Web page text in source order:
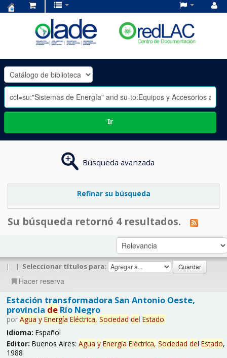
OLADE
-
Ir
Búsqueda avanzada
Refinar su búsqueda
Su búsqueda retornó 4 resultados.
| | Seleccionar títulos para:
Hacer reserva
Estación transformadora San Antonio Oeste,
provincia deRío Negro
por Agua y Energía Eléctrica, Sociedad del Estado.
Idioma: Español
Editor: Buenos Aires: Agua y Energía Eléctrica, Sociedad del Estado,
1988